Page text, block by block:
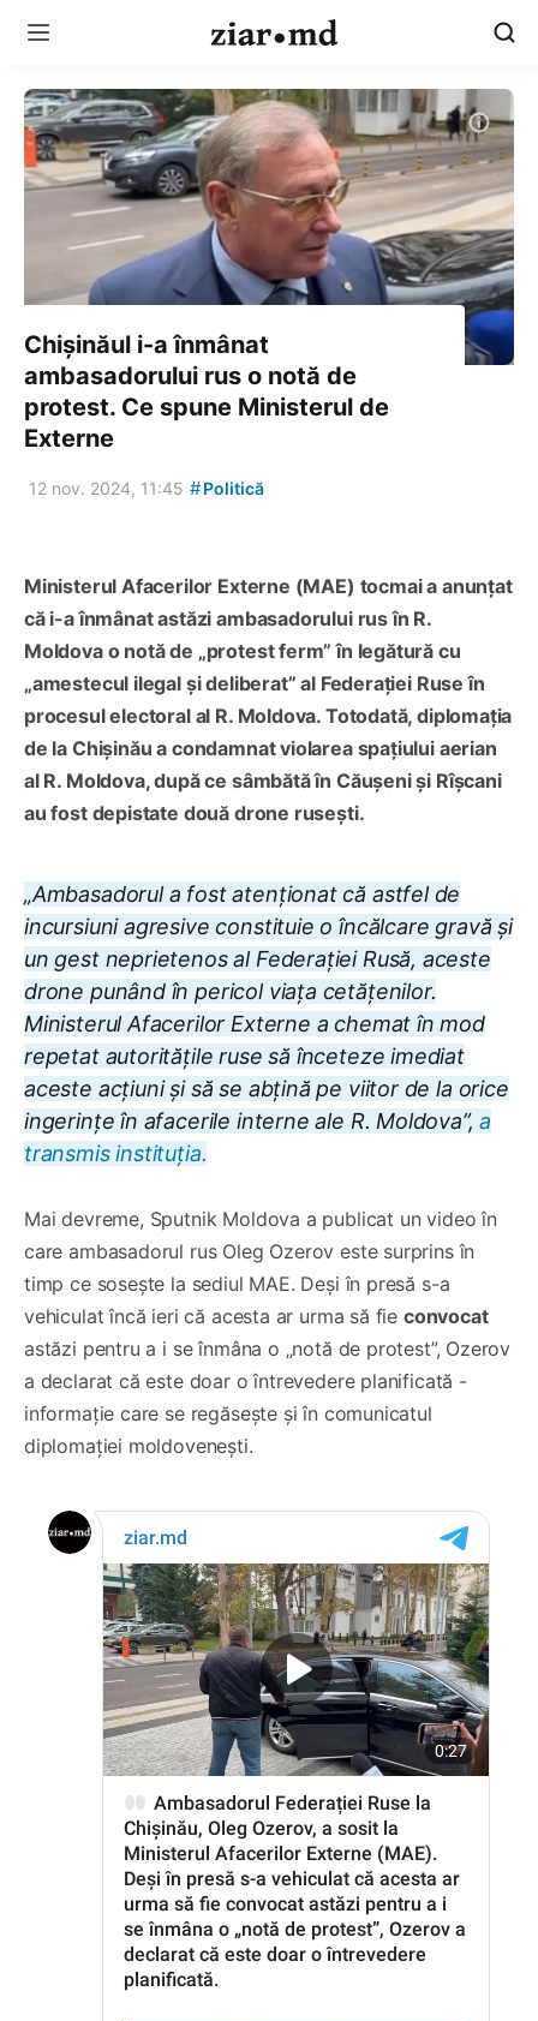
Chișinăul i-a înmânat
ambasadorului rus o notă de
protest. Ce spune Ministerul de
Externe
12 nov. 2024, 11:45 #Politică
Ministerul Afacerilor Externe (MAE) tocmai a anunțat
că i-a înmânat astăzi ambasadorului rus în R.
Moldova o notă de „protest ferm” în legătură cu
„amestecul ilegal și deliberat” al Federației Ruse în
procesul electoral al R. Moldova. Totodată, diplomația
de la Chișinău a condamnat violarea spațiului aerian
al R. Moldova, după ce sâmbătă în Căușeni și Rîșcani
au fost depistate două drone rusești.
„Ambasadorul a fost atenționat că astfel de
incursiuni agresive constituie o încălcare gravă și
un gest neprietenos al Federației Rusă, aceste
drone punând în pericol viața cetățenilor.
Ministerul Afacerilor Externe a chemat în mod
repetat autoritățile ruse să înceteze imediat
aceste acțiuni și să se abțină pe viitor de la orice
ingerințe în afacerile interne ale R. Moldova”,a
transmis instituția.
Mai devreme, Sputnik Moldova a publicat un video în
care ambasadorul rus Oleg Ozerov este surprins în
timp ce sosește la sediul MAE. Deși în presă s-a
vehiculat încă ieri că acesta ar urma să fie convocat
astăzi pentru a i se înmâna o „notă de protest”, Ozerov
a declarat că este doar o întrevedere planificată -
informație care se regăsește și în comunicatul
diplomației moldovenești.